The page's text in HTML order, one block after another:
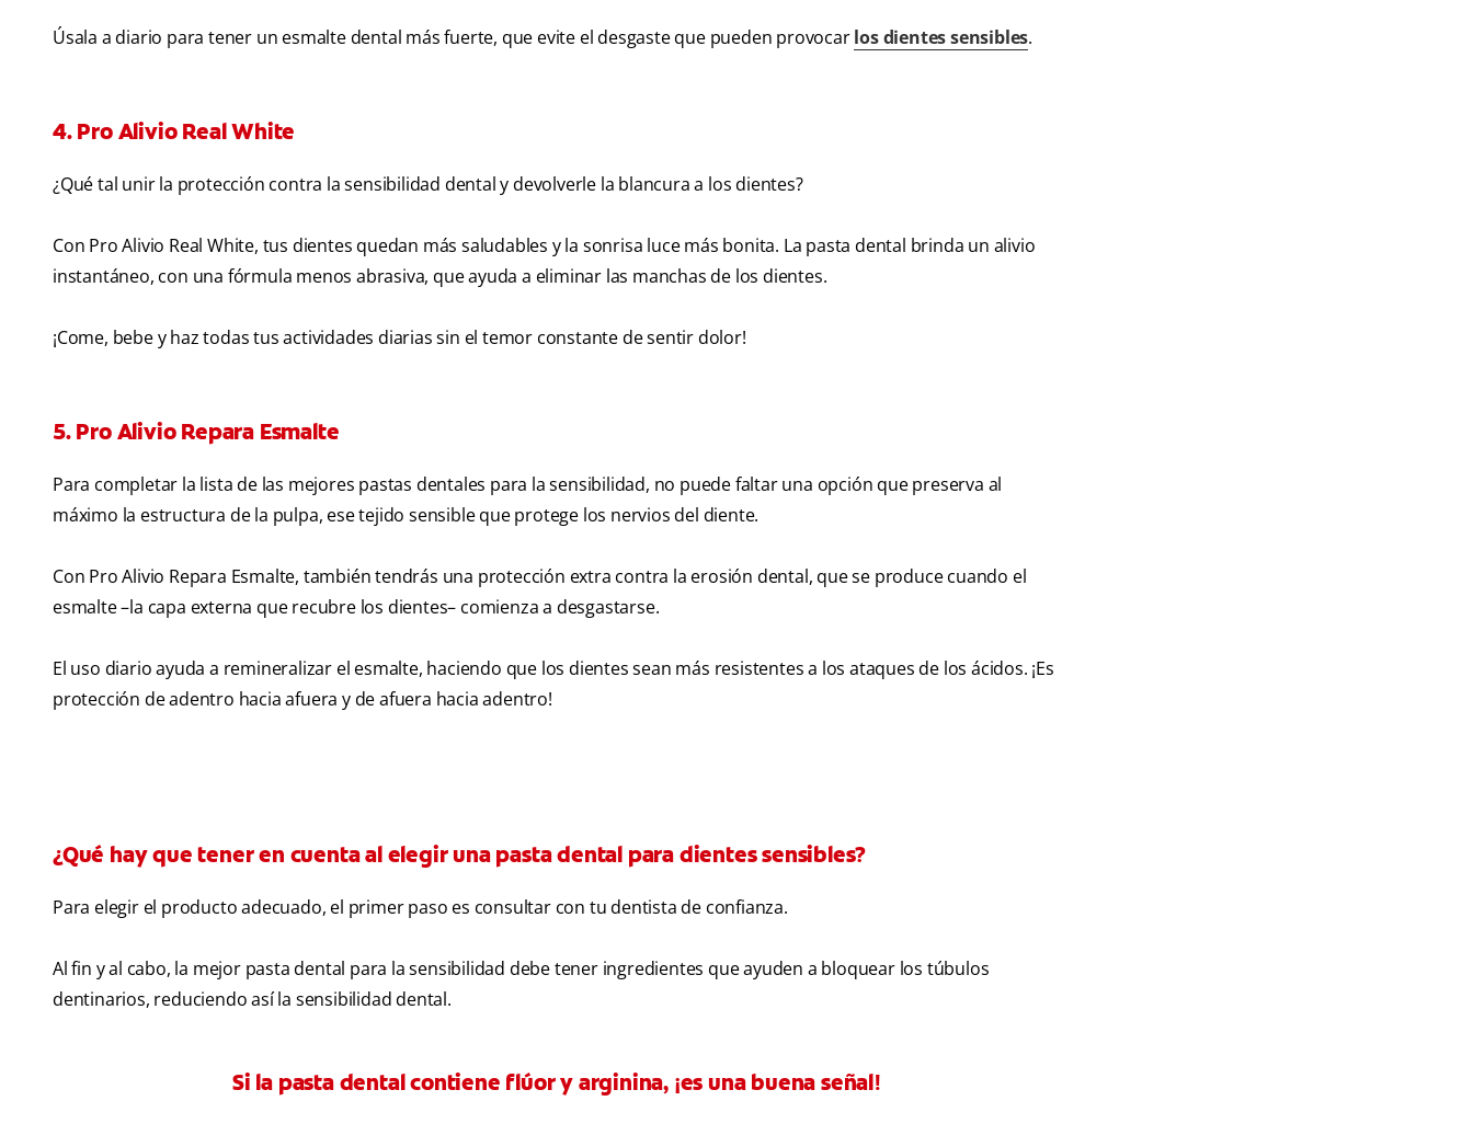
Úsala a diario para tener un esmalte dental más fuerte, que evite el desgaste que pueden provocarlos dientes sensibles.
4. Pro Alivio Real White
¿Qué tal unir la protección contra la sensibilidad dental y devolverle la blancura a los dientes?
Con Pro Alivio Real White, tus dientes quedan más saludables y la sonrisa luce más bonita. La pasta dental brinda un alivio
instantáneo, con una fórmula menos abrasiva, que ayuda a eliminar las manchas de los dientes.
¡Come, bebe y haz todas tus actividades diarias sin el temor constante de sentir dolor!
5. Pro Alivio Repara Esmalte
Para completar la lista de las mejores pastas dentales para la sensibilidad, no puede faltar una opción que preserva al
máximo la estructura de la pulpa, ese tejido sensible que protege los nervios del diente.
Con Pro Alivio Repara Esmalte, también tendrás una protección extra contra la erosión dental, que se produce cuando el
esmalte –la capa externa que recubre los dientes– comienza a desgastarse.
El uso diario ayuda a remineralizar el esmalte, haciendo que los dientes sean más resistentes a los ataques de los ácidos. ¡Es
protección de adentro hacia afuera y de afuera hacia adentro!
¿Qué hay que tener en cuenta al elegir una pasta dental para dientes sensibles?
Para elegir el producto adecuado, el primer paso es consultar con tu dentista de confianza.
Al fin y al cabo, la mejor pasta dental para la sensibilidad debe tener ingredientes que ayuden a bloquear los túbulos
dentinarios, reduciendo así la sensibilidad dental.
Si la pasta dental contiene flúor y arginina, ¡es una buena señal!